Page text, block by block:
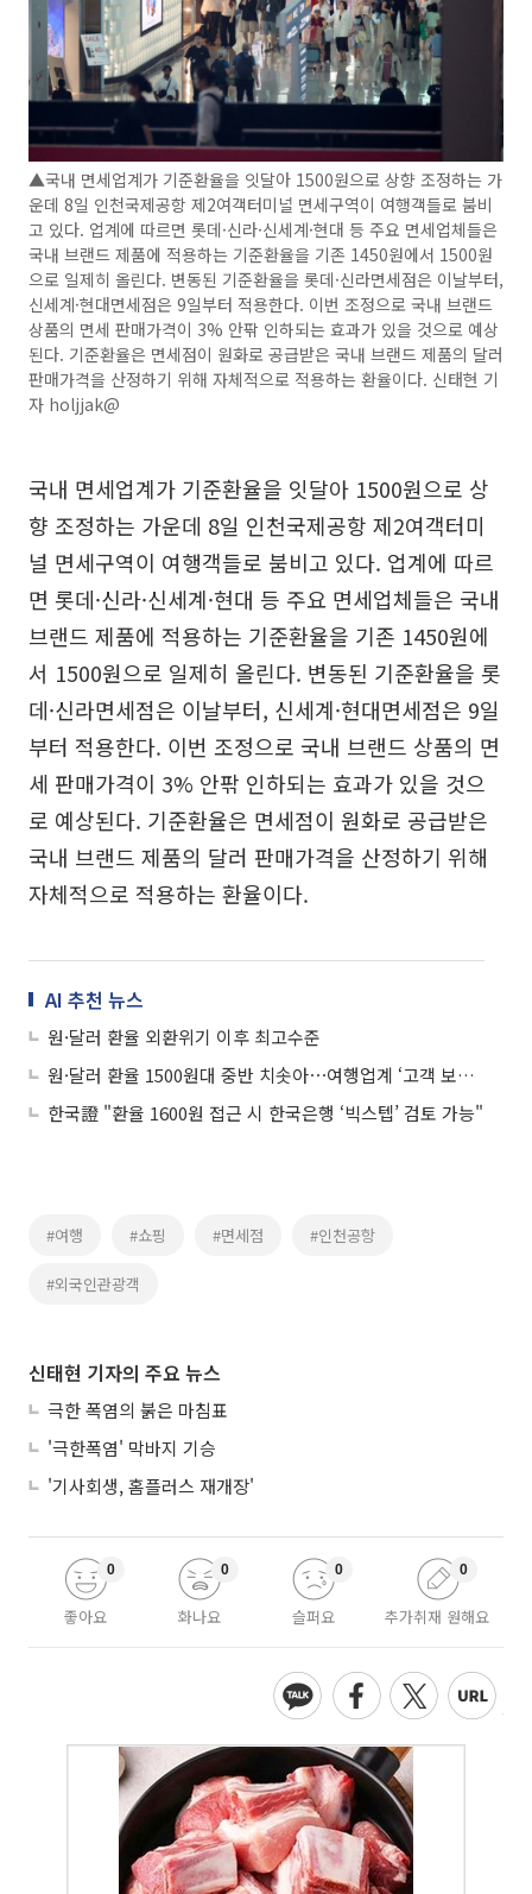
▲국내 면세업계가 기준환율을 잇달아 1500원으로 상향 조정하는 가
운데 8일 인천국제공항 제2여객터미널 면세구역이 여행객들로 붐비
고 있다. 업계에 따르면 롯데·신라·신세계·현대 등 주요 면세업체들은
국내 브랜드 제품에 적용하는 기준환율을 기존 1450원에서 1500원
으로 일제히 올린다. 변동된 기준환율을 롯데·신라면세점은 이날부터,
신세계·현대면세점은 9일부터 적용한다. 이번 조정으로 국내 브랜드
상품의 면세 판매가격이 3% 안팎 인하되는 효과가 있을 것으로 예상
된다. 기준환율은 면세점이 원화로 공급받은 국내 브랜드 제품의 달러
판매가격을 산정하기 위해 자체적으로 적용하는 환율이다. 신태현 기
자 holjjak@
국내 면세업계가 기준환율을 잇달아 1500원으로 상
향 조정하는 가운데 8일 인천국제공항 제2여객터미
널 면세구역이 여행객들로 붐비고 있다. 업계에 따르
면 롯데·신라·신세계·현대 등 주요 면세업체들은 국내
브랜드 제품에 적용하는 기준환율을 기존 1450원에
서 1500원으로 일제히 올린다. 변동된 기준환율을 롯
데·신라면세점은 이날부터, 신세계·현대면세점은 9일
부터 적용한다. 이번 조정으로 국내 브랜드 상품의 면
세 판매가격이 3% 안팎 인하되는 효과가 있을 것으
로 예상된다. 기준환율은 면세점이 원화로 공급받은
국내 브랜드 제품의 달러 판매가격을 산정하기 위해
자체적으로 적용하는 환율이다.
AI 추천 뉴스
원·달러 환율 외환위기 이후 최고수준
원·달러 환율 1500원대 중반 치솟아⋯여행업계 ‘고객 보호’ 총력
한국證 "환율 1600원 접근 시 한국은행 ‘빅스텝’ 검토 가능"
#여행 #쇼핑 #면세점 #인천공항
#외국인관광객
신태현 기자의 주요 뉴스
극한 폭염의 붉은 마침표
'극한폭염' 막바지 기승
'기사회생, 홈플러스 재개장'
좋아요
0
화나요
0
슬퍼요
0
추가취재 원해요
0